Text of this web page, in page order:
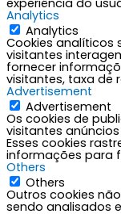
experiência do
Analytics
Analytics
Cookies analíticos
visitantes
fornecer
visitantes, taxa de
Advertisement
Advertisement
Os cookies de
visitantes
Esses cookies
informações para
Others
Others
Outros cookies
sendo analisados